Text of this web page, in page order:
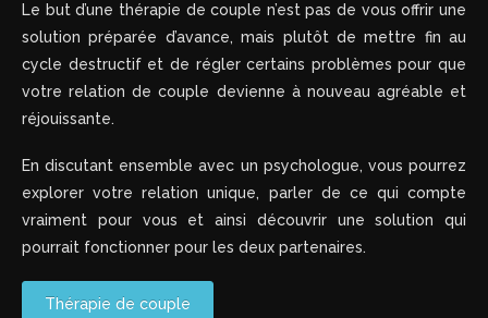
Le but d’une thérapie de couple n’est pas de vous offrir une
solution préparée d’avance, mais plutôt de mettre fin au
cycle destructif et de régler certains problèmes pour que
votre relation de couple devienne à nouveau agréable et
réjouissante.
En discutant ensemble avec un psychologue, vous pourrez
explorer votre relation unique, parler de ce qui compte
vraiment pour vous et ainsi découvrir une solution qui
pourrait fonctionner pour les deux partenaires.
Thérapie de couple